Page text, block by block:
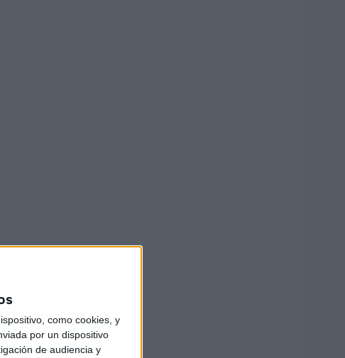
como cookies, y
por un dispositivo
de audiencia y